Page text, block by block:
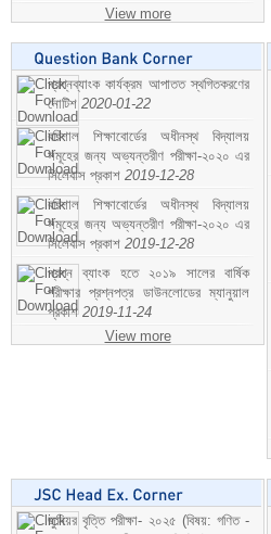
View more
প্রশ্নব্যাংক কার্যক্রম আপাতত স্থগিতকরণের
নোটিশ 2020-01-22
বরিশাল শিক্ষাবোর্ডের অধীনস্থ বিদ্যালয়
সমূহের জন্য অভ্যন্তরীণ পরীক্ষা-২০২০ এর
সিলেবাস প্রকাশ 2019-12-28
বরিশাল শিক্ষাবোর্ডের অধীনস্থ বিদ্যালয়
সমূহের জন্য অভ্যন্তরীণ পরীক্ষা-২০২০ এর
সিলেবাস প্রকাশ 2019-12-28
প্রশ্ন ব্যাংক হতে ২০১৯ সালের বার্ষিক
পরীক্ষার প্রশ্নপত্র ডাউনলোডের ম্যানুয়াল
প্রকাশ 2019-11-24
View more
জুনিয়র বৃত্তি পরীক্ষা- ২০২৫ (বিষয়: গণিত -